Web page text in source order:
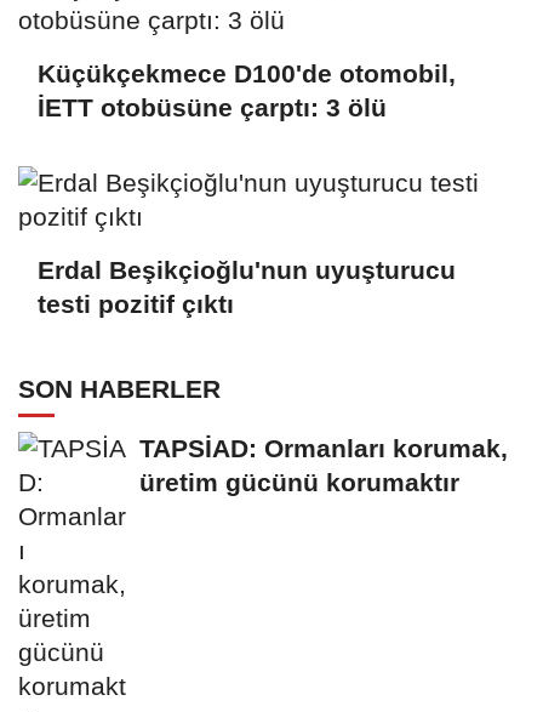
Küçükçekmece D100'de otomobil,
İETT otobüsüne çarptı: 3 ölü
Erdal Beşikçioğlu'nun uyuşturucu
testi pozitif çıktı
SON HABERLER
TAPSİAD: Ormanları korumak,
üretim gücünü korumaktır